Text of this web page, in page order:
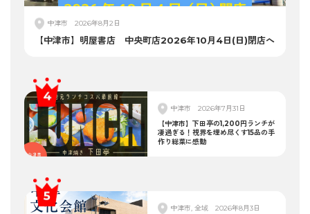
中津市 2026年8月2日
【中津市】明屋書店 中央町店2026年10月4日(日)閉店へ
中津市
2026年7月31日
【中津市】下田亭の1,200円ランチが
凄過ぎる！視界を埋め尽くす15品の手
作り総菜に感動
中津市, 全域
2026年8月3日